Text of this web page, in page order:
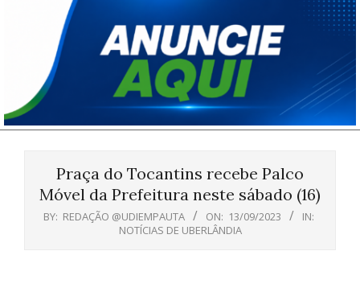
Pauta
Praça do Tocantins recebe Palco
Móvel da Prefeitura neste sábado (16)
BY: REDAÇÃO @UDIEMPAUTA ON: 13/09/2023
IN:
NOTÍCIAS DE UBERLÂNDIA